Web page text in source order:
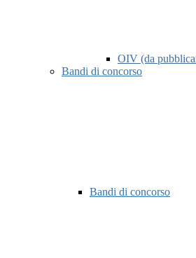
OIV (da
Bandi di concorso
Bandi di concorso